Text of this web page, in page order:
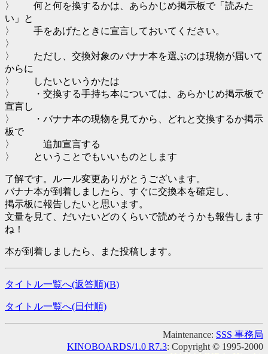
〉 何と何を換するかは、あらかじめ掲示板で「読みた
い」と
〉 手をあげたときに宣言しておいてください。
〉
〉 ただし、交換対象のバナナ本を選ぶのは現物が届いて
からに
〉 したいというかたは
〉 ・交換する手持ち本については、あらかじめ掲示板で
宣言し
〉 ・バナナ本の現物を見てから、どれと交換するか掲示
板で
〉 追加宣言する
〉 ということでもいいものとします
了解です。ルール変更ありがとうございます。
バナナ本が到着しましたら、すぐに交換本を確定し、
掲示板に報告したいと思います。
文量を見て、だいたいどのくらいで読めそうかも報告します
ね！
本が到着しましたら、また投稿します。
タイトル一覧へ(返答順)(B)
タイトル一覧へ(日付順)
Maintenance: SSS 事務局
KINOBOARDS/1.0 R7.3: Copyright © 1995-2000